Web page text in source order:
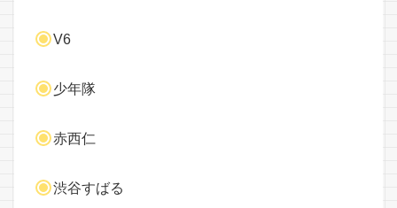
V6
少年隊
赤西仁
渋谷すばる